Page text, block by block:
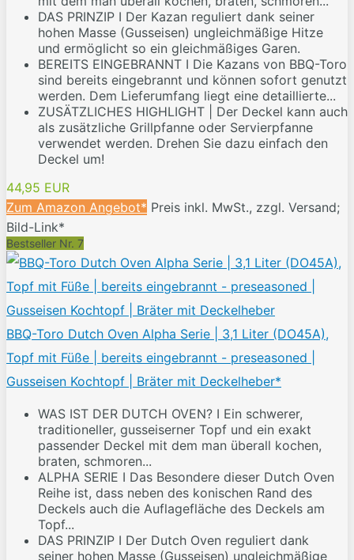
DAS PRINZIP I Der Kazan reguliert dank seiner
hohen Masse (Gusseisen) ungleichmäßige Hitze
und ermöglicht so ein gleichmäßiges Garen.
BEREITS EINGEBRANNT I Die Kazans von BBQ-Toro
sind bereits eingebrannt und können sofort genutzt
werden. Dem Lieferumfang liegt eine detaillierte...
ZUSÄTZLICHES HIGHLIGHT | Der Deckel kann auch
als zusätzliche Grillpfanne oder Servierpfanne
verwendet werden. Drehen Sie dazu einfach den
Deckel um!
44,95 EUR
Zum Amazon Angebot* Preis inkl. MwSt., zzgl. Versand;
Bild-Link*
Bestseller Nr. 7
BBQ-Toro Dutch Oven Alpha Serie | 3,1 Liter (DO45A),
Topf mit Füße | bereits eingebrannt - preseasoned |
Gusseisen Kochtopf | Bräter mit Deckelheber*
WAS IST DER DUTCH OVEN? I Ein schwerer,
traditioneller, gusseiserner Topf und ein exakt
passender Deckel mit dem man überall kochen,
braten, schmoren...
ALPHA SERIE I Das Besondere dieser Dutch Oven
Reihe ist, dass neben des konischen Rand des
Deckels auch die Auflagefläche des Deckels am
Topf...
DAS PRINZIP I Der Dutch Oven reguliert dank
seiner hohen Masse (Gusseisen) ungleichmäßige